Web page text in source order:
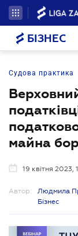
БІЗНЕС
Судова практика
майна
19 квітня 2023,
Автор:
Людмила
Бізнес